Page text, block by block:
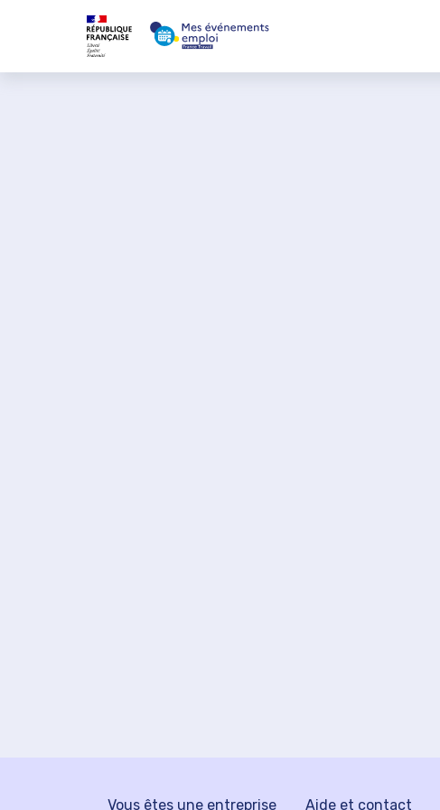
Vous êtes une entreprise Aide et contact